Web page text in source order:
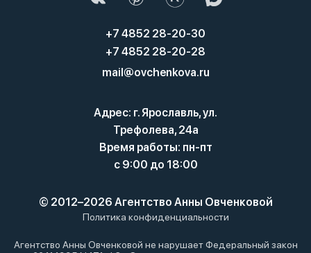
+7 4852 28-20-30
+7 4852 28-20-28
mail@ovchenkova.ru
Адрес: г. Ярославль, ул.
Трефолева, 24а
Время работы: пн-пт
с 9:00 до 18:00
Политика конфиденциальности
© 2012–2026 Агентство Анны Овченковой
Агентство Анны Овченковой не нарушает Федеральный закон